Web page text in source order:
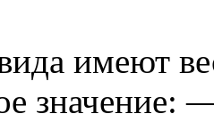
имеют